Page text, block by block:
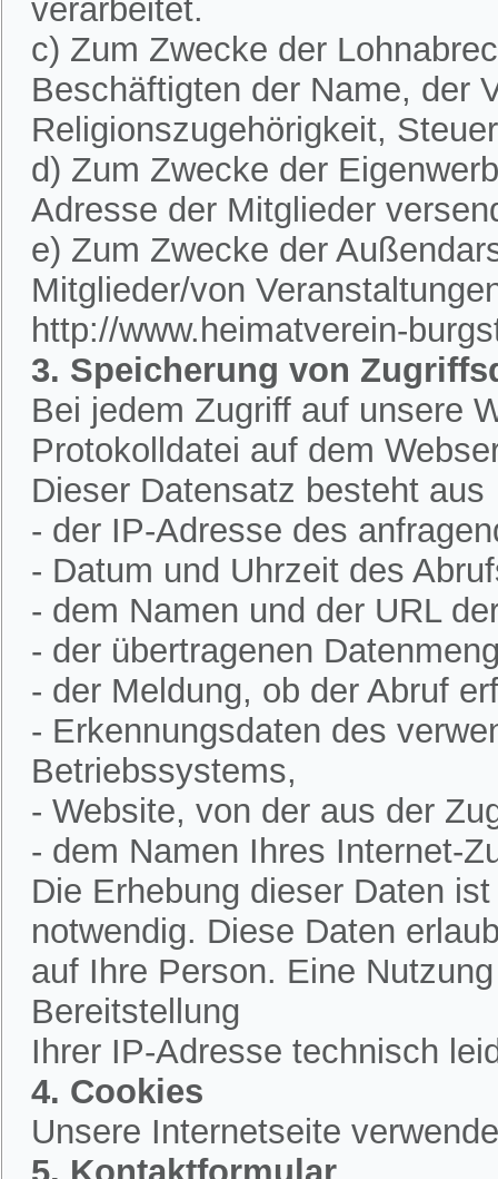
verarbeitet.
c) Zum Zwecke der
Beschäftigten der Name, der
Religionszugehörigkeit,
d) Zum Zwecke der
Adresse der Mitglieder
e) Zum Zwecke der
Mitglieder/von
http://www.heimatverein-
3. Speicherung von
Bei jedem Zugriff auf unsere
Protokolldatei auf dem
Dieser Datensatz besteht aus
- der IP-Adresse des
- Datum und Uhrzeit des
- dem Namen und der URL
- der übertragenen
- der Meldung, ob der Abruf
- Erkennungsdaten des
Betriebssystems,
- Website, von der aus der
- dem Namen Ihres Internet-
Die Erhebung dieser Daten
notwendig. Diese Daten
auf Ihre Person. Eine
Bereitstellung
Ihrer IP-Adresse technisch
4. Cookies
Unsere Internetseite